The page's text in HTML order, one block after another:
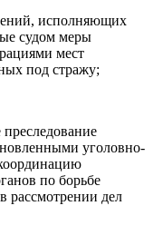
исполняющих
судом меры
мест
под стражу;
уголовно-
по борьбе
рассмотрении дел